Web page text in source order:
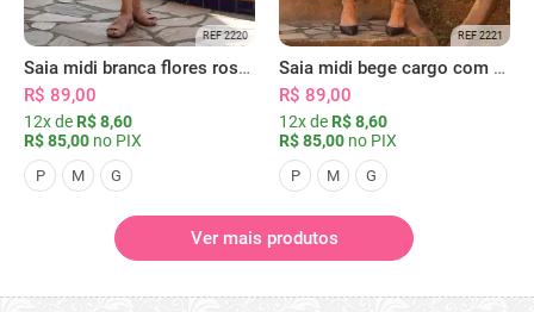
REF 2220
Saia midi branca flores rosas com bolsos
R$ 89,00
12x de R$ 8,60
R$ 85,00 no PIX
P M G
REF 2221
Saia midi bege cargo com bolsos
R$ 89,00
12x de R$ 8,60
R$ 85,00 no PIX
P M G
Ver mais produtos